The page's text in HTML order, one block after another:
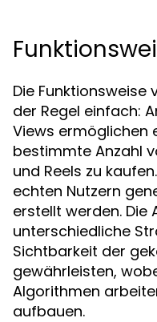
Die Funktionsweise
der Regel einfach:
Views ermöglichen
bestimmte Anzahl
und Reels zu
echten Nutzern
erstellt werden. Die
unterschiedliche
Sichtbarkeit der
gewährleisten,
Algorithmen
aufbauen.